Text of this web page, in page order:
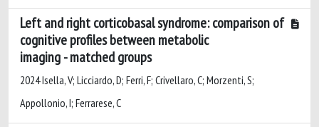
Left and right corticobasal syndrome: comparison of
cognitive profiles between metabolic
imaging - matched groups
2024 Isella, V; Licciardo, D; Ferri, F; Crivellaro, C; Morzenti, S;
Appollonio, I; Ferrarese, C